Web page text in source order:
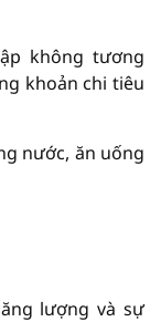
không tương
khoản chi tiêu
nước, ăn uống
lượng và sự